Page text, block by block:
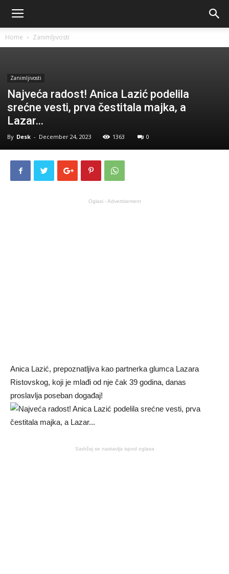
Home Zanimljivosti
Zanimljivosti
Najveća radost! Anica Lazić podelila
srećne vesti, prva čestitala majka, a
Lazar…
By Desk - December 24, 2023 1363 0
Oglasi - Advertisement
Anica Lazić, prepoznatljiva kao partnerka glumca Lazara
Ristovskog, koji je mlađi od nje čak 39 godina, danas
proslavlja poseban događaj!
Sadržaj se nastavlja ispod oglasa